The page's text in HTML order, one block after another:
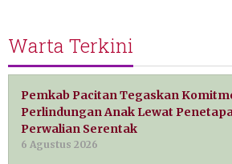
Warta Terkini
Pemkab Pacitan Tegaskan
Perlindungan Anak Lewat
Perwalian Serentak
6 Agustus 2026